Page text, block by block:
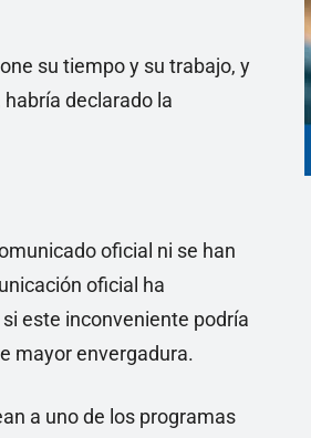
su tiempo y su trabajo, y
declarado la
oficial ni se han
oficial ha
este inconveniente podría
mayor envergadura.
a uno de los programas